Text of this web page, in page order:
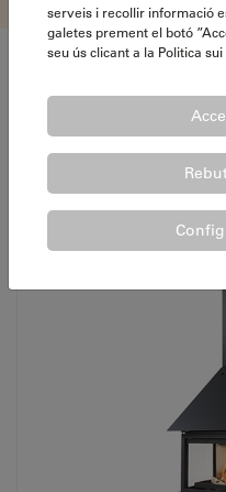
Altri
serveis i recollir informació
galetes prement el botó
seu ús clicant a la Politica sui